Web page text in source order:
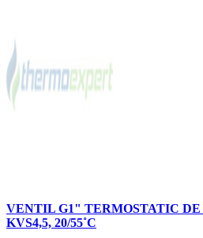
VENTIL G1" TERMOSTATIC DE
KVS4,5, 20/55˚C